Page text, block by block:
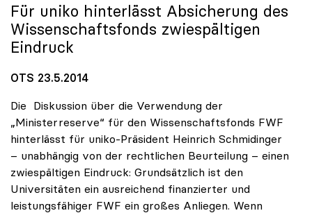
Für uniko hinterlässt Absicherung des
Wissenschaftsfonds zwiespältigen
Eindruck
OTS 23.5.2014
Die Diskussion über die Verwendung der
„Ministerreserve“ für den Wissenschaftsfonds FWF
hinterlässt für uniko-Präsident Heinrich Schmidinger
– unabhängig von der rechtlichen Beurteilung – einen
zwiespältigen Eindruck: Grundsätzlich ist den
Universitäten ein ausreichend finanzierter und
leistungsfähiger FWF ein großes Anliegen. Wenn